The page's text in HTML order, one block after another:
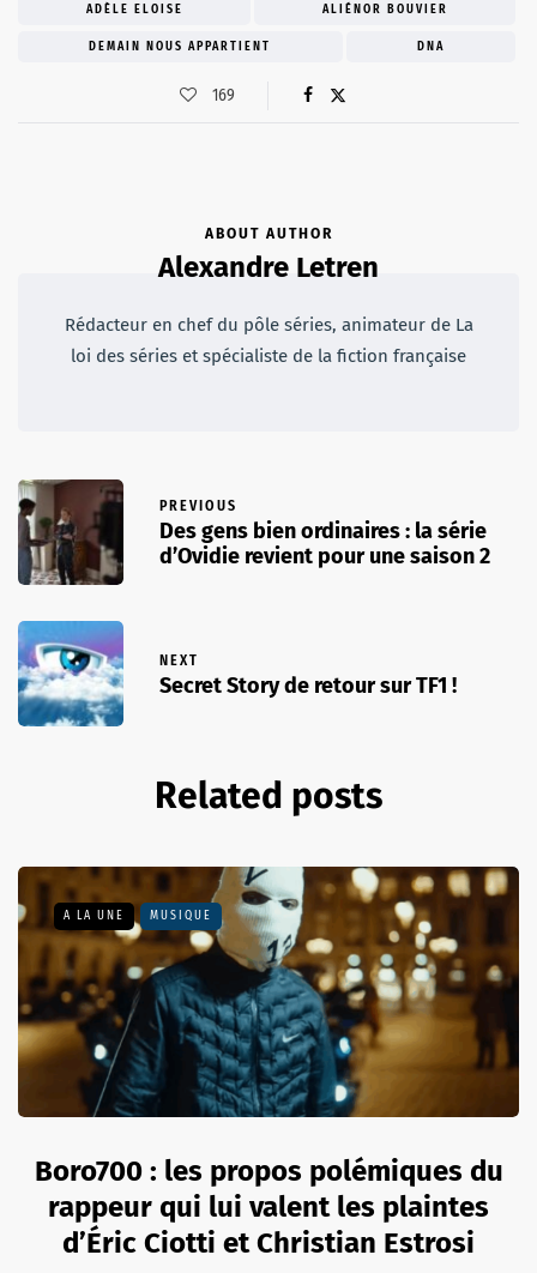
ADÈLE ELOISE ALIÉNOR BOUVIER
DEMAIN NOUS APPARTIENT DNA
169
ABOUT AUTHOR
Alexandre Letren
Rédacteur en chef du pôle séries, animateur de La
loi des séries et spécialiste de la fiction française
PREVIOUS
Des gens bien ordinaires : la série
d’Ovidie revient pour une saison 2
NEXT
Secret Story de retour sur TF1 !
Related posts
A LA UNE MUSIQUE
Boro700 : les propos polémiques du
rappeur qui lui valent les plaintes
d’Éric Ciotti et Christian Estrosi